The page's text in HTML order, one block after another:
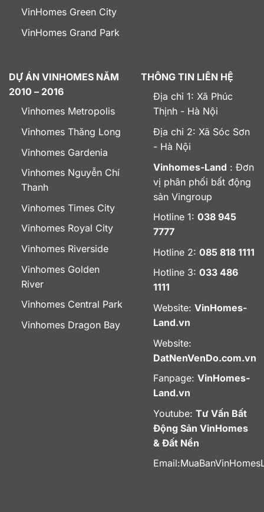
VinHomes Green City
VinHomes Grand Park
DỰ ÁN VINHOMES NĂM
2010 – 2016
Vinhomes Metropolis
Vinhomes Thăng Long
Vinhomes Gardenia
Vinhomes Nguyễn Chí
Thanh
Vinhomes Times City
Vinhomes Royal City
Vinhomes Riverside
Vinhomes Golden
River
Vinhomes Central Park
Vinhomes Dragon Bay
THÔNG TIN LIÊN HỆ
Địa chỉ 1: Xã Phúc
Thịnh - Hà Nội
Địa chỉ 2: Xã Sóc Sơn
- Hà Nội
Vinhomes-Land : Đơn
vị phân phối bất động
sản Vingroup
Hotline 1: 038 945
7777
Hotline 2: 085 818 1111
Hotline 3: 033 486
1111
Website: VinHomes-
Land.vn
Website:
DatNenVenDo.com.vn
Fanpage: VinHomes-
Land.vn
Youtube: Tư Vấn Bất
Động Sản VinHomes
& Đất Nền
Email: